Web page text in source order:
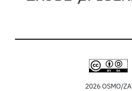
2026 OSMO/ZA